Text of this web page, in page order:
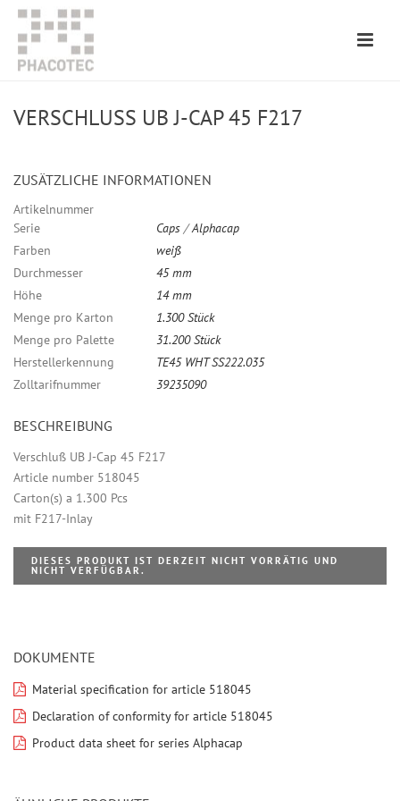
VERSCHLUSS UB J-CAP 45 F217
ZUSÄTZLICHE INFORMATIONEN
Artikelnummer
Serie
Caps /Alphacap
Farben
weiß
Durchmesser
45 mm
Höhe
14 mm
Menge pro Karton
1.300 Stück
Menge pro Palette
31.200 Stück
Herstellerkennung
TE45 WHT SS222.035
Zolltarifnummer
39235090
BESCHREIBUNG
Verschluß UB J-Cap 45 F217
Article number 518045
Carton(s) a 1.300 Pcs
mit F217-Inlay
DIESES PRODUKT IST DERZEIT NICHT VORRÄTIG UND
NICHT VERFÜGBAR.
DOKUMENTE
Material specification for article 518045
Declaration of conformity for article 518045
Product data sheet for series Alphacap